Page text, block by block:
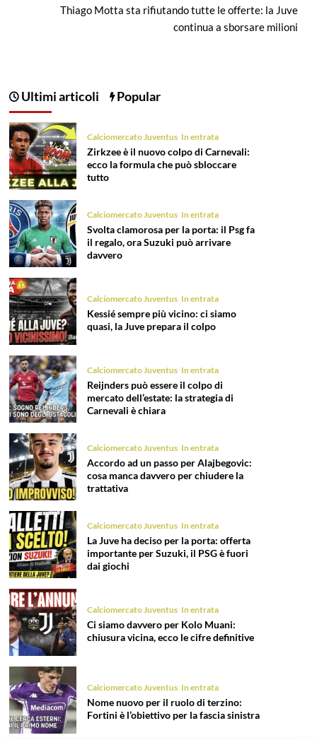
Thiago Motta sta rifiutando tutte le offerte: la Juve
continua a sborsare milioni
Ultimi articoli Popular
Calciomercato Juventus In entrata
Zirkzee è il nuovo colpo di Carnevali:
ecco la formula che può sbloccare
tutto
Calciomercato Juventus In entrata
Svolta clamorosa per la porta: il Psg fa
il regalo, ora Suzuki può arrivare
davvero
Calciomercato Juventus In entrata
Kessié sempre più vicino: ci siamo
quasi, la Juve prepara il colpo
Calciomercato Juventus In entrata
Reijnders può essere il colpo di
mercato dell’estate: la strategia di
Carnevali è chiara
Calciomercato Juventus In entrata
Accordo ad un passo per Alajbegovic:
cosa manca davvero per chiudere la
trattativa
Calciomercato Juventus In entrata
La Juve ha deciso per la porta: offerta
importante per Suzuki, il PSG è fuori
dai giochi
Calciomercato Juventus In entrata
Ci siamo davvero per Kolo Muani:
chiusura vicina, ecco le cifre definitive
Calciomercato Juventus In entrata
Nome nuovo per il ruolo di terzino:
Fortini è l’obiettivo per la fascia sinistra